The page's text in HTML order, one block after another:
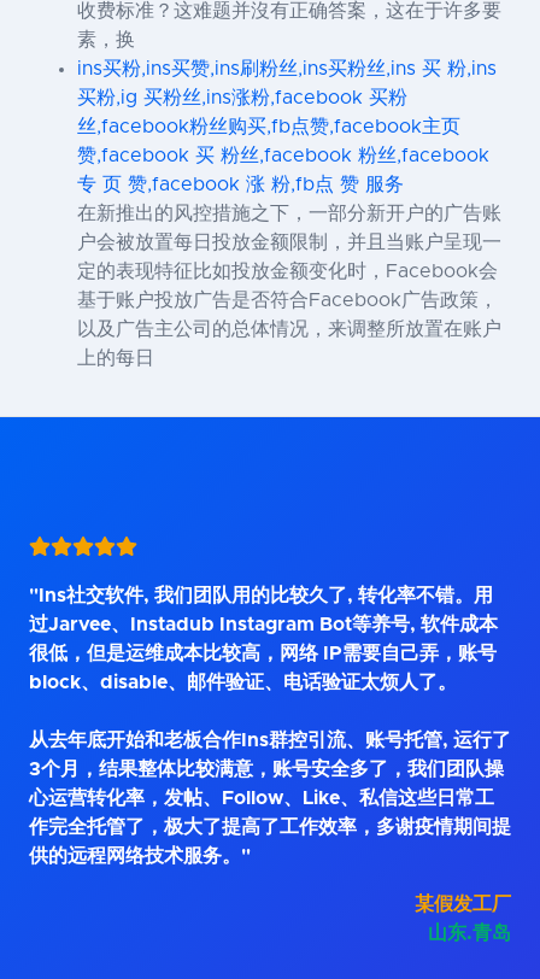
收费标准？这难题并沒有正确答案，这在于许多要
素，换
ins买粉,ins买赞,ins刷粉丝,ins买粉丝,ins 买 粉,ins
买粉,ig 买粉丝,ins涨粉,facebook 买粉
丝,facebook粉丝购买,fb点赞,facebook主页
赞,facebook 买 粉丝,facebook 粉丝,facebook
专 页 赞,facebook 涨 粉,fb点 赞 服务
在新推出的风控措施之下，一部分新开户的广告账
户会被放置每日投放金额限制，并且当账户呈现一
定的表现特征比如投放金额变化时，Facebook会
基于账户投放广告是否符合Facebook广告政策，
以及广告主公司的总体情况，来调整所放置在账户
上的每日
"Ins社交软件, 我们团队用的比较久了, 转化率不错。用
过Jarvee、Instadub Instagram Bot等养号, 软件成本
很低，但是运维成本比较高，网络 IP需要自己弄，账号
block、disable、邮件验证、电话验证太烦人了。
从去年底开始和老板合作Ins群控引流、账号托管, 运行了
3个月，结果整体比较满意，账号安全多了，我们团队操
心运营转化率，发帖、Follow、Like、私信这些日常工
作完全托管了，极大了提高了工作效率，多谢疫情期间提
供的远程网络技术服务。"
某假发工厂
山东.青岛